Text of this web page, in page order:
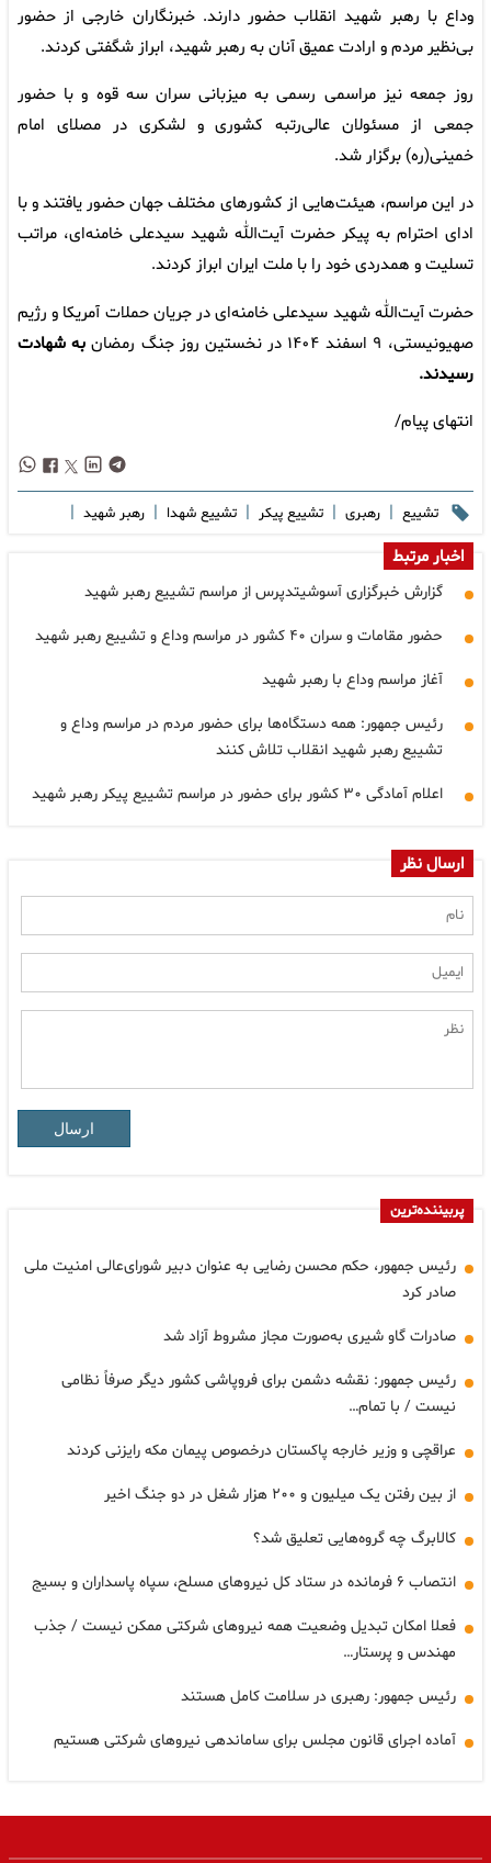
وداع با رهبر شهید انقلاب حضور دارند. خبرنگاران خارجی از حضور
بی‌نظیر مردم و ارادت عمیق آنان به رهبر شهید، ابراز شگفتی کردند.
روز جمعه نیز مراسمی رسمی به میزبانی سران سه قوه و با حضور
جمعی از مسئولان عالی‌رتبه کشوری و لشکری در مصلای امام
خمینی(ره) برگزار شد.
در این مراسم، هیئت‌هایی از کشورهای مختلف جهان حضور یافتند و با
ادای احترام به پیکر حضرت آیت‌الله شهید سیدعلی خامنه‌ای، مراتب
تسلیت و همدردی خود را با ملت ایران ابراز کردند.
حضرت آیت‌الله شهید سیدعلی خامنه‌ای در جریان حملات آمریکا و رژیم
صهیونیستی، ۹ اسفند ۱۴۰۴ در نخستین روز جنگ رمضان
به شهادت
رسیدند.
انتهای پیام/
تشییع | رهبری | تشییع پیکر | تشییع شهدا | رهبر شهید |
اخبار مرتبط
گزارش خبرگزاری آسوشیتدپرس از مراسم تشییع رهبر شهید
حضور مقامات و سران ۴۰ کشور در مراسم وداع و تشییع رهبر شهید
آغاز مراسم وداع با رهبر شهید
رئیس جمهور: همه دستگاه‌ها برای حضور مردم در مراسم وداع و
تشییع رهبر شهید انقلاب تلاش کنند
اعلام آمادگی ۳۰ کشور برای حضور در مراسم تشییع پیکر رهبر شهید
ارسال نظر
ارسال
پربیننده‌ترین
رئیس جمهور، حکم محسن رضایی به عنوان دبیر شورای‌عالی امنیت ملی
صادر کرد
صادرات گاو شیری به‌صورت مجاز مشروط آزاد شد
رئیس جمهور: نقشه دشمن برای فروپاشی کشور دیگر صرفاً نظامی
نیست / با تمام…
عراقچی و وزیر خارجه پاکستان درخصوص پیمان مکه رایزنی کردند
از بین رفتن یک میلیون و ۲۰۰ هزار شغل در دو جنگ اخیر
کالابرگ چه گروه‌هایی تعلیق شد؟
انتصاب ۶ فرمانده در ستاد کل نیروهای مسلح، سپاه پاسداران و بسیج
فعلا امکان تبدیل وضعیت همه نیروهای شرکتی ممکن نیست / جذب
مهندس و پرستار…
رئیس جمهور: رهبری در سلامت کامل هستند
آماده اجرای قانون مجلس برای ساماندهی نیروهای شرکتی هستیم